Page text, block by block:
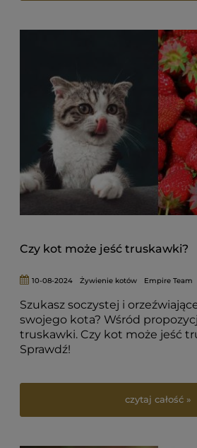
Czy kot może jeść truskawki?
10-08-2024 Żywienie kotów Empire Team
Szukasz soczystej i
swojego kota? Wśród
truskawki. Czy kot może jeść
Sprawdź!
czytaj całość »